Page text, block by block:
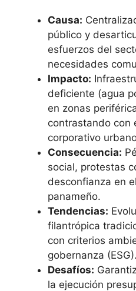
Causa:
público y
esfuerzos del
necesidades
Impacto:
deficiente (agua
en zonas
contrastando con
corporativo
Consecuencia:
social, protestas
desconfianza en
panameño.
Tendencias:
filantrópica
con criterios
gobernanza (ESG).
Desafíos:
la ejecución